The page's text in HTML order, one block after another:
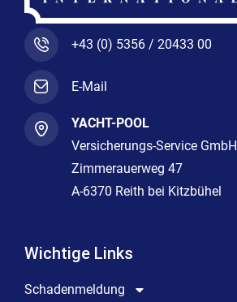
+43 (0) 5356 / 20433 00
E-Mail
YACHT-POOL
Versicherungs-Service GmbH
Zimmerauerweg 47
A-6370 Reith bei Kitzbühel
Wichtige Links
Schadenmeldung